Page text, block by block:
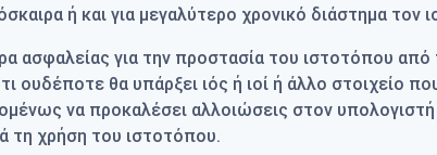
ή και για μεγαλύτερο χρονικό διάστημα τον
ασφαλείας για την προστασία του ιστοτόπου
ουδέποτε θα υπάρξει ιός ή ιοί ή άλλο στοιχείο
να προκαλέσει αλλοιώσεις στον
τη χρήση του ιστοτόπου.